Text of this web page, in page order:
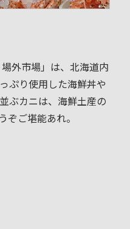
外市場」は、北海道内
ぷり使用した海鮮丼や
ぶカニは、海鮮土産の
ご堪能あれ。